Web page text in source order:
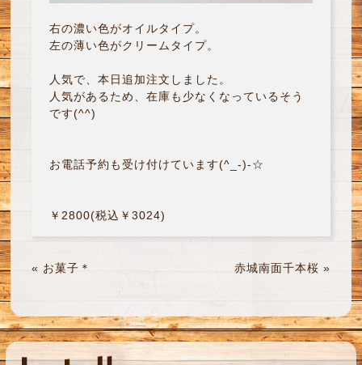
右の濃い色がオイルタイプ。
左の薄い色がクリームタイプ。
人気で、本日追加注文しました。
人気があるため、在庫も少なくなっているそう
です(^^)
お電話予約も受け付けています(^_-)-☆
￥2800(税込￥3024)
« お菓子＊ 赤城南面千本桜 »